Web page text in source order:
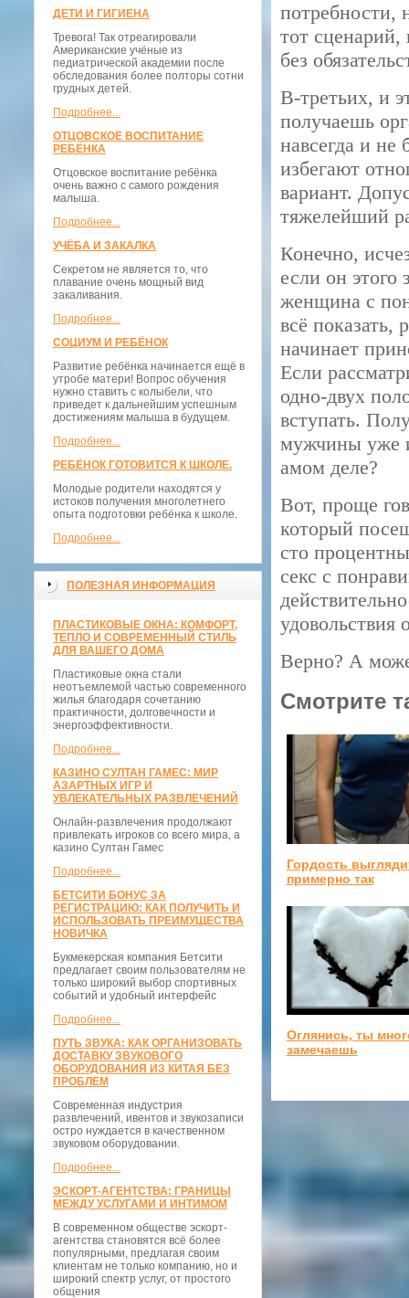
ДЕТИ И ГИГИЕНА
Тревога! Так отреагировали
Американские учёные из
педиатрической академии после
обследования более полторы сотни
грудных детей.
Подробнее...
ОТЦОВСКОЕ ВОСПИТАНИЕ
РЕБЁНКА
Отцовское воспитание ребёнка
очень важно с самого рождения
малыша.
Подробнее...
УЧЁБА И ЗАКАЛКА
Секретом не является то, что
плавание очень мощный вид
закаливания.
Подробнее...
СОЦИУМ И РЕБЁНОК
Развитие ребёнка начинается ещё в
утробе матери! Вопрос обучения
нужно ставить с колыбели, что
приведет к дальнейшим успешным
достижениям малыша в будущем.
Подробнее...
РЕБЁНОК ГОТОВИТСЯ К ШКОЛЕ.
Молодые родители находятся у
истоков получения многолетнего
опыта подготовки ребёнка к школе.
Подробнее...
ПОЛЕЗНАЯ ИНФОРМАЦИЯ
ПЛАСТИКОВЫЕ ОКНА: КОМФОРТ,
ТЕПЛО И СОВРЕМЕННЫЙ СТИЛЬ
ДЛЯ ВАШЕГО ДОМА
Пластиковые окна стали
неотъемлемой частью современного
жилья благодаря сочетанию
практичности, долговечности и
энергоэффективности.
Подробнее...
КАЗИНО СУЛТАН ГАМЕС: МИР
АЗАРТНЫХ ИГР И
УВЛЕКАТЕЛЬНЫХ РАЗВЛЕЧЕНИЙ
Онлайн-развлечения продолжают
привлекать игроков со всего мира, а
казино Султан Гамес
Подробнее...
БЕТСИТИ БОНУС ЗА
РЕГИСТРАЦИЮ: КАК ПОЛУЧИТЬ И
ИСПОЛЬЗОВАТЬ ПРЕИМУЩЕСТВА
НОВИЧКА
Букмекерская компания Бетсити
предлагает своим пользователям не
только широкий выбор спортивных
событий и удобный интерфейс
Подробнее...
ПУТЬ ЗВУКА: КАК ОРГАНИЗОВАТЬ
ДОСТАВКУ ЗВУКОВОГО
ОБОРУДОВАНИЯ ИЗ КИТАЯ БЕЗ
ПРОБЛЕМ
Современная индустрия
развлечений, ивентов и звукозаписи
остро нуждается в качественном
звуковом оборудовании.
Подробнее...
ЭСКОРТ-АГЕНТСТВА: ГРАНИЦЫ
МЕЖДУ УСЛУГАМИ И ИНТИМОМ
В современном обществе эскорт-
агентства становятся всё более
популярными, предлагая своим
клиентам не только компанию, но и
широкий спектр услуг, от простого
общения
потребности,
тот сценарий,
без
В-третьих, и
получаешь
навсегда и не
избегают
вариант.
тяжелейший
Конечно,
если он этого
женщина с
всё показать,
начинает
Если
одно-двух
вступать.
мужчины уже
амом деле?
Вот, проще
который
сто
секс с
удовольствия
Верно? А
Смотрите
Гордость
примерно так
Оглянись, ты
замечаешь